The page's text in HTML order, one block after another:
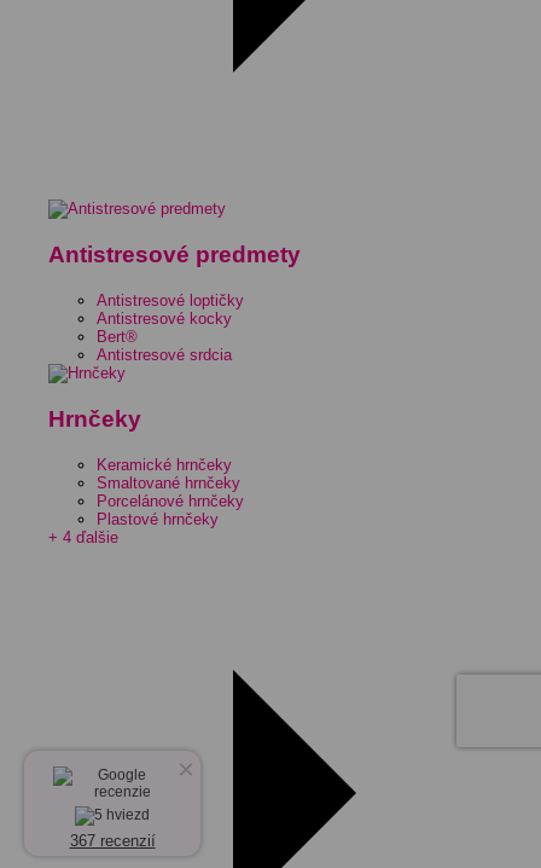
Antistresové predmety
Antistresové loptičky
Antistresové kocky
Bert®
Antistresové srdcia
Hrnčeky
Keramické hrnčeky
Smaltované hrnčeky
Porcelánové hrnčeky
Plastové hrnčeky
+ 4 ďalšie
×
367 recenzií